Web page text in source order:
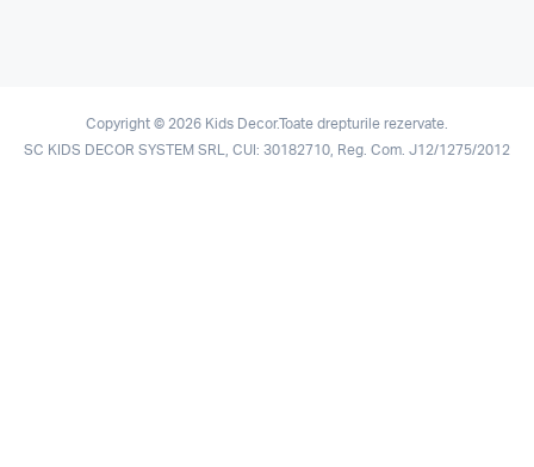
Copyright © 2026 Kids Decor.Toate drepturile rezervate.
SC KIDS DECOR SYSTEM SRL, CUI: 30182710, Reg. Com. J12/1275/2012